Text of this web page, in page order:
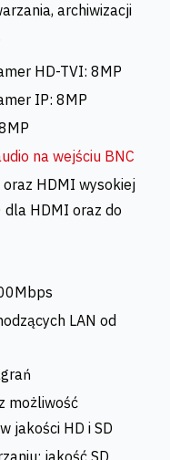
archiwizacji
HD-TVI: 8MP
IP: 8MP
na wejściu BNC
oraz HDMI wysokiej
HDMI oraz do
LAN od
możliwość
jakości HD i SD